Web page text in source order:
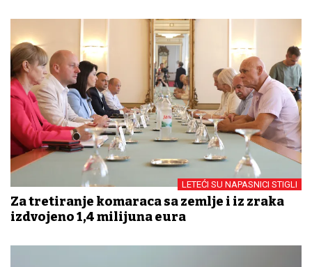
LETEĆI SU NAPASNICI STIGLI
Za tretiranje komaraca sa zemlje i iz zraka
izdvojeno 1,4 milijuna eura